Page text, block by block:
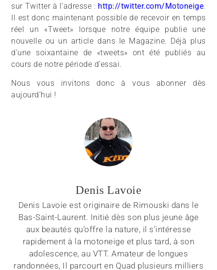
sur Twitter à l’adresse : http://twitter.com/Motoneige.
Il est donc maintenant possible de recevoir en temps
réel un «Tweet» lorsque notre équipe publie une
nouvelle ou un article dans le Magazine. Déjà plus
d’une soixantaine de «tweets» ont été publiés au
cours de notre période d’essai.
Nous vous invitons donc à vous abonner dès
aujourd’hui !
Denis Lavoie
Denis Lavoie est originaire de Rimouski dans le
Bas-Saint-Laurent. Initié dès son plus jeune âge
aux beautés qu'offre la nature, il s'intéresse
rapidement à la motoneige et plus tard, à son
adolescence, au VTT. Amateur de longues
randonnées, Il parcourt en Quad plusieurs milliers